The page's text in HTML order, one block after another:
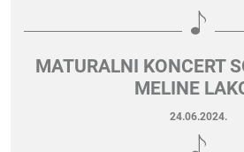
MATURALNI KONCERT
MELINE
24.06.2024.